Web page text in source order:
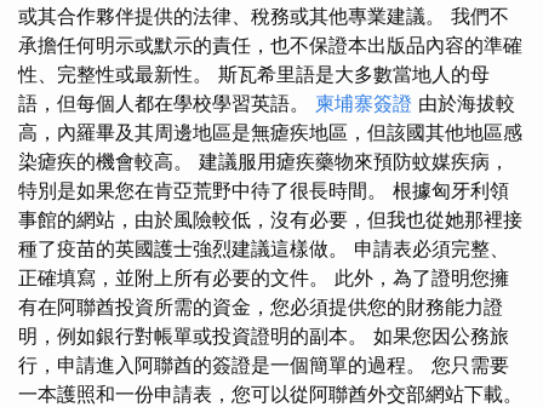
或其合作夥伴提供的法律、稅務或其他專業建議。 我們不
承擔任何明示或默示的責任，也不保證本出版品內容的準確
性、完整性或最新性。 斯瓦希里語是大多數當地人的母
語，但每個人都在學校學習英語。 柬埔寨簽證 由於海拔較
高，內羅畢及其周邊地區是無瘧疾地區，但該國其他地區感
染瘧疾的機會較高。 建議服用瘧疾藥物來預防蚊媒疾病，
特別是如果您在肯亞荒野中待了很長時間。 根據匈牙利領
事館的網站，由於風險較低，沒有必要，但我也從她那裡接
種了疫苗的英國護士強烈建議這樣做。 申請表必須完整、
正確填寫，並附上所有必要的文件。 此外，為了證明您擁
有在阿聯酋投資所需的資金，您必須提供您的財務能力證
明，例如銀行對帳單或投資證明的副本。 如果您因公務旅
行，申請進入阿聯酋的簽證是一個簡單的過程。 您只需要
一本護照和一份申請表，您可以從阿聯酋外交部網站下載。